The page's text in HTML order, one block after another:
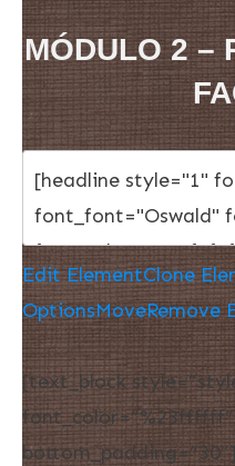
MÓDULO 2 –
Edit ElementClone
OptionsMoveRemove
[text_block